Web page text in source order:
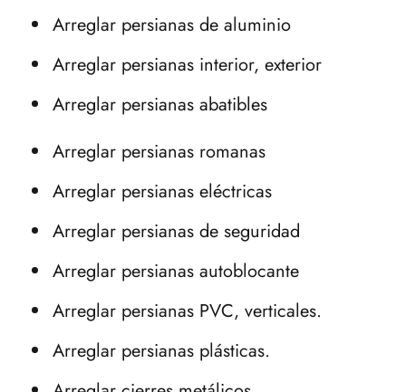
Arreglar persianas de aluminio
Arreglar persianas interior, exterior
Arreglar persianas abatibles
Arreglar persianas romanas
Arreglar persianas eléctricas
Arreglar persianas de seguridad
Arreglar persianas autoblocante
Arreglar persianas PVC, verticales.
Arreglar persianas plásticas.